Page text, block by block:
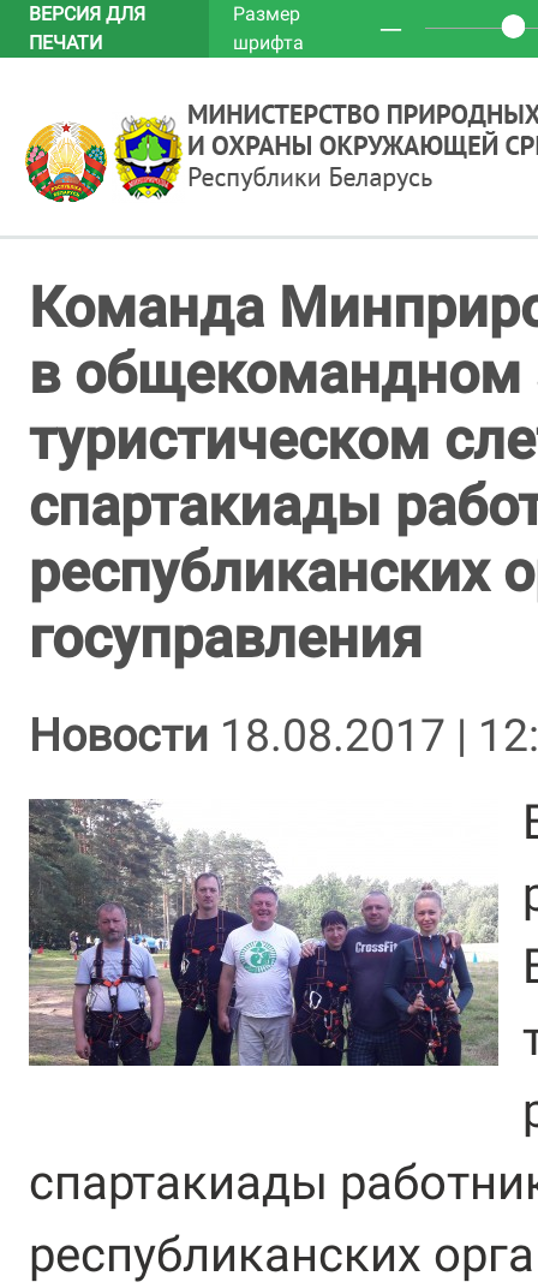
ВЕРСИЯ ДЛЯ
ПЕЧАТИ
Размер
шрифта
─
Команда
в общекомандном
туристическом
спартакиады
республиканских
госуправления
Новости 18.08.2017 |
спартакиады
республиканских